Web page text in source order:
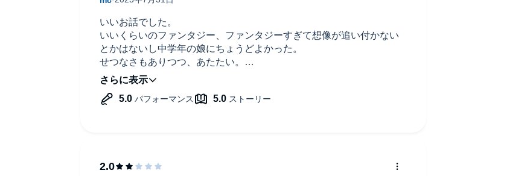
いいお話でした。
いいくらいのファンタジー、ファンタジーすぎて想像が追い付かない
とかはないし中学年の娘にちょうどよかった。
せつなさもありつつ、あたたい。
素敵なお話でした。